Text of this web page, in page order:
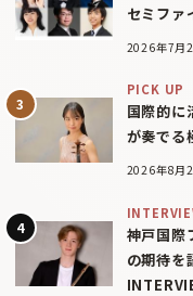
セミファ
2026年7月
PICK UP
国際的に
が奏でる
2026年8月
神戸国際
の期待を